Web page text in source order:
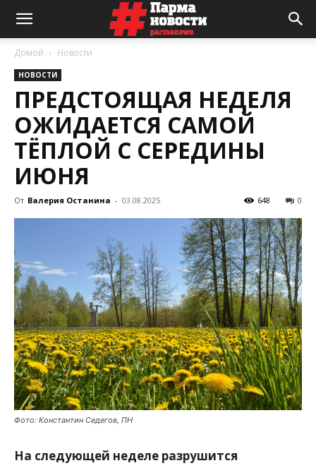
Домой Новости
НОВОСТИ
ПРЕДСТОЯЩАЯ НЕДЕЛЯ
ОЖИДАЕТСЯ САМОЙ
ТЁПЛОЙ С СЕРЕДИНЫ
ИЮНЯ
От Валерия Останина - 03.08.2025 0
648
Фото: Константин Седегов, ПН
На следующей неделе разрушится